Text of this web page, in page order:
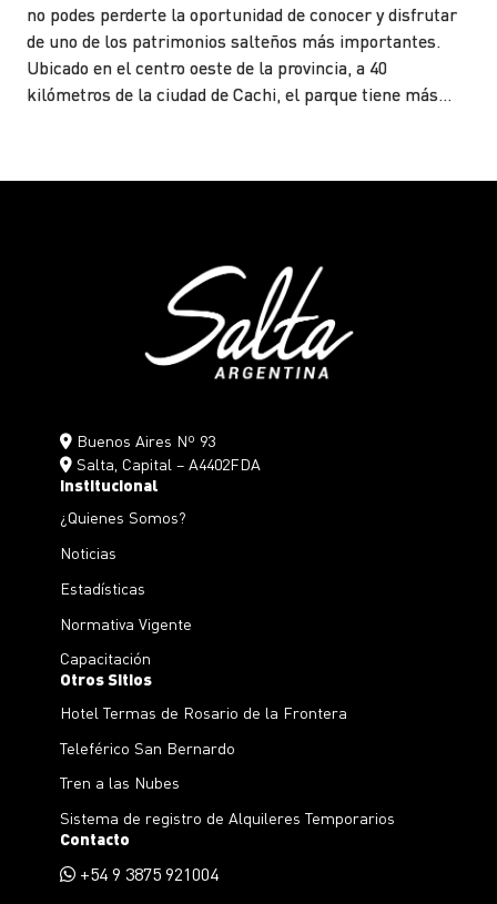
no podes perderte la oportunidad de conocer y disfrutar
de uno de los patrimonios salteños más importantes.
Ubicado en el centro oeste de la provincia, a 40
kilómetros de la ciudad de Cachi, el parque tiene más…
Buenos Aires Nº 93
Salta, Capital – A4402FDA
Institucional
¿Quienes Somos?
Noticias
Estadísticas
Normativa Vigente
Capacitación
Otros Sitios
Hotel Termas de Rosario de la Frontera
Teleférico San Bernardo
Tren a las Nubes
Sistema de registro de Alquileres Temporarios
Contacto
+54 9 3875 921004